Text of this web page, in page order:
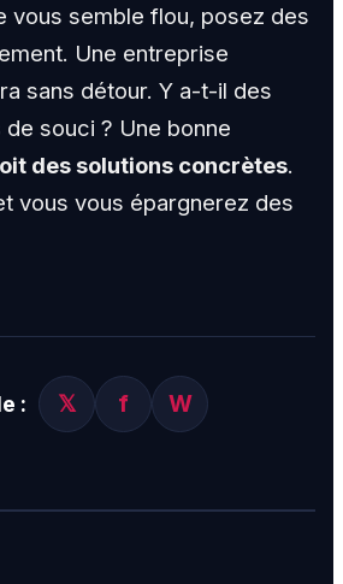
vous semble flou, posez des
Une entreprise
sans détour. Y a-t-il des
souci ? Une bonne
des solutions concrètes.
vous vous épargnerez des
: 𝕏 f W